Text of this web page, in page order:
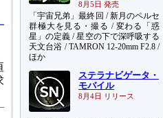
8月5日 発売
「宇宙兄弟」最終回 / 新月のペルセ
群極大を見る・撮る / 変わる「惑
星」の定義 / 星空の下で深呼吸する
天文台浴 / TAMRON 12-20mm F2.8 /
ほか
ステラナビゲータ・
モバイル
8月4日 リリース